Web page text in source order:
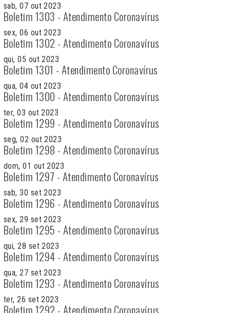
sab, 07 out 2023
Boletim 1303 - Atendimento Coronavírus
sex, 06 out 2023
Boletim 1302 - Atendimento Coronavírus
qui, 05 out 2023
Boletim 1301 - Atendimento Coronavírus
qua, 04 out 2023
Boletim 1300 - Atendimento Coronavírus
ter, 03 out 2023
Boletim 1299 - Atendimento Coronavírus
seg, 02 out 2023
Boletim 1298 - Atendimento Coronavírus
dom, 01 out 2023
Boletim 1297 - Atendimento Coronavírus
sab, 30 set 2023
Boletim 1296 - Atendimento Coronavírus
sex, 29 set 2023
Boletim 1295 - Atendimento Coronavírus
qui, 28 set 2023
Boletim 1294 - Atendimento Coronavírus
qua, 27 set 2023
Boletim 1293 - Atendimento Coronavírus
ter, 26 set 2023
Boletim 1292 - Atendimento Coronavírus